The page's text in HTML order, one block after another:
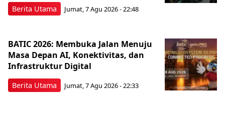
Berita Utama Jumat, 7 Agu 2026 - 22:48
Berita Utama
BATIC 2026: Membuka Jalan Menuju
Masa Depan AI, Konektivitas, dan
Infrastruktur Digital
Jumat, 7 Agu 2026 - 22:33